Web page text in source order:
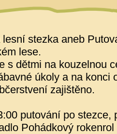
lesní stezka aneb
lese.
s dětmi na kouzelnou
úkoly a na konci
zajištěno.
putování po stezce,
Pohádkový